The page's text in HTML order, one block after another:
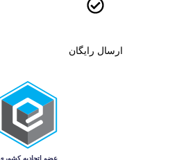
ارسال رایگان